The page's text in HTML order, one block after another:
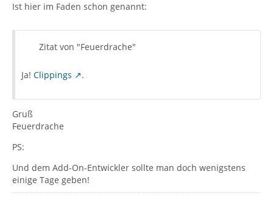
Ist hier im Faden schon genannt:
Zitat von "Feuerdrache"
Ja! Clippings .
Gruß
Feuerdrache
PS:
Und dem Add-On-Entwickler sollte man doch wenigstens
einige Tage geben!